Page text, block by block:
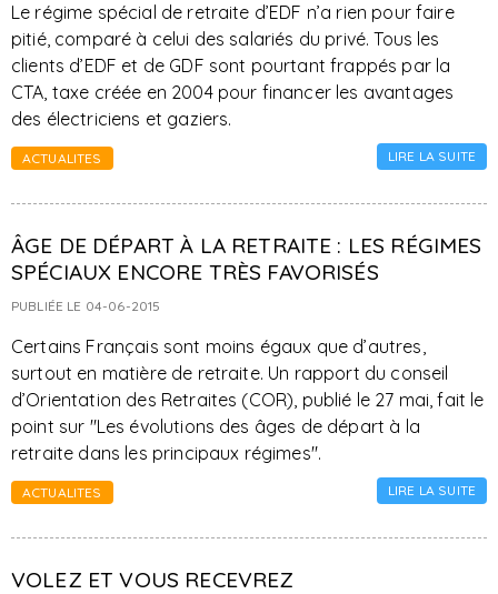
Le régime spécial de retraite d’EDF n’a rien pour faire
pitié, comparé à celui des salariés du privé. Tous les
clients d’EDF et de GDF sont pourtant frappés par la
CTA, taxe créée en 2004 pour financer les avantages
des électriciens et gaziers.
ACTUALITES LIRE LA SUITE
ÂGE DE DÉPART À LA RETRAITE : LES RÉGIMES
SPÉCIAUX ENCORE TRÈS FAVORISÉS
PUBLIÉE LE 04-06-2015
Certains Français sont moins égaux que d’autres,
surtout en matière de retraite. Un rapport du conseil
d’Orientation des Retraites (COR), publié le 27 mai, fait le
point sur "Les évolutions des âges de départ à la
retraite dans les principaux régimes".
ACTUALITES LIRE LA SUITE
VOLEZ ET VOUS RECEVREZ